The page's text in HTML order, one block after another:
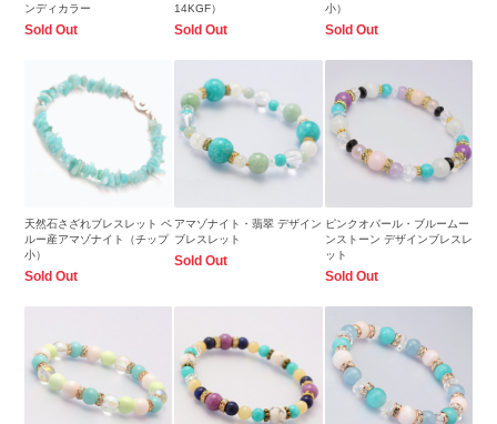
ンディカラー
Sold Out
14KGF）
Sold Out
小）
Sold Out
天然石さざれブレスレット ペ
ルー産アマゾナイト（チップ
小）
Sold Out
アマゾナイト・翡翠 デザイン
ブレスレット
Sold Out
ピンクオパール・ブルームー
ンストーン デザインブレスレ
ット
Sold Out